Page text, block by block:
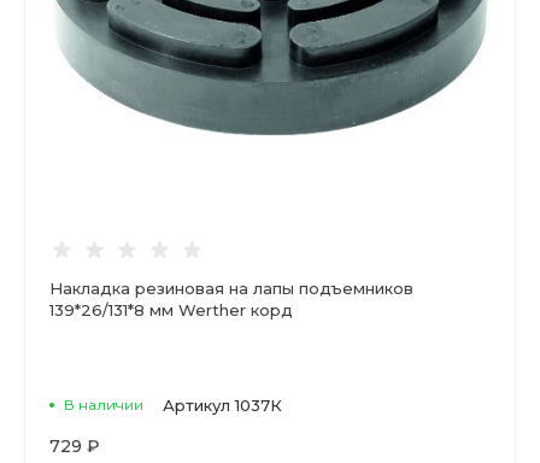
Накладка резиновая на лапы подъемников
139*26/131*8 мм Werther корд
В наличии Артикул 1037К
729 ₽